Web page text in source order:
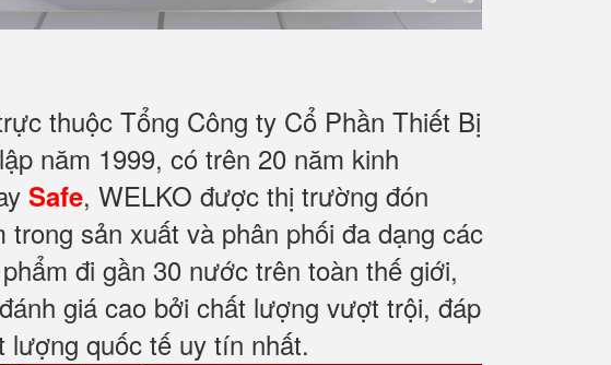
thuộc Tổng Công ty Cổ Phần Thiết Bị
năm 1999, có trên 20 năm kinh
Safe, WELKO được thị trường đón
sản xuất và phân phối đa dạng các
đi gần 30 nước trên toàn thế giới,
giá cao bởi chất lượng vượt trội, đáp
quốc tế uy tín nhất.